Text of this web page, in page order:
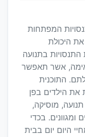
המפתחות
היכולת
התנסויות בתנועה
אשר תאפשר
התוכנית
את הילדים בפן
תנועה, מוסיקה,
ומגוונים. בכדי
היום יום בבית